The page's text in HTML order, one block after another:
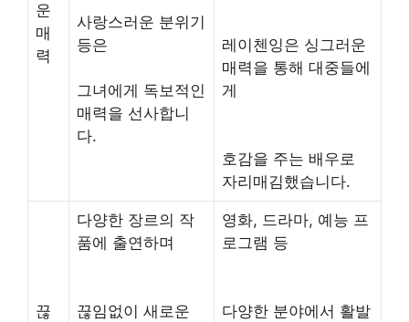
운
매
력
사랑스러운 분위기
등은
그녀에게 독보적인
매력을 선사합니
다.
레이첸잉은 싱그러운
매력을 통해 대중들에
게
호감을 주는 배우로
자리매김했습니다.
끊
다양한 장르의 작
품에 출연하며
끊임없이 새로운
영화, 드라마, 예능 프
로그램 등
다양한 분야에서 활발